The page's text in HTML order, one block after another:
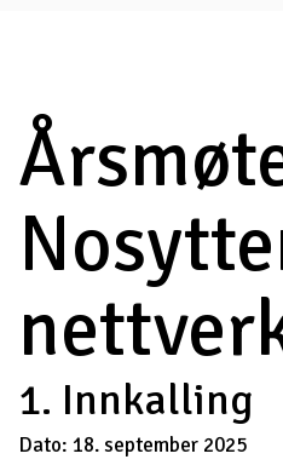
1. Innkalling
Dato: 18. september 2025